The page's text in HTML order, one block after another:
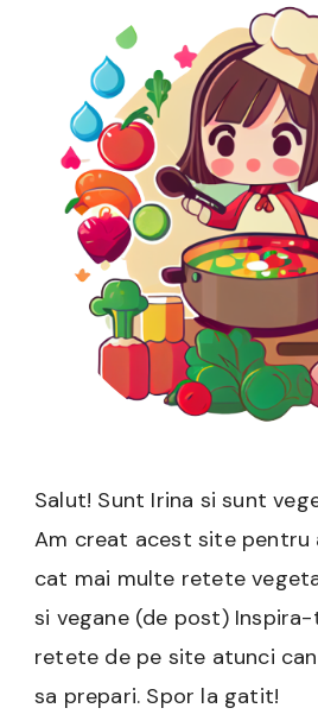
Salut! Sunt Irina si sunt
Am creat acest site pentru
cat mai multe retete
si vegane (de post)
retete de pe site atunci
sa prepari. Spor la gatit!